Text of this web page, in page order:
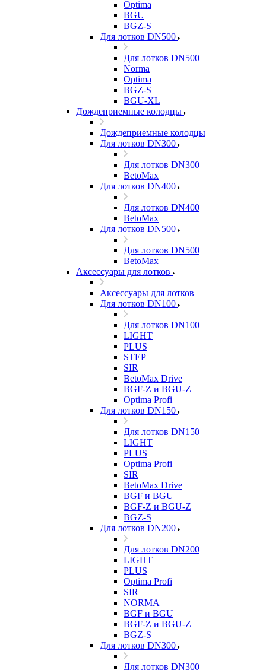
Optima
BGU
BGZ-S
Для лотков DN500
Для лотков DN500
Norma
Optima
BGZ-S
BGU-XL
Дождеприемные колодцы
Дождеприемные колодцы
Для лотков DN300
Для лотков DN300
BetoMax
Для лотков DN400
Для лотков DN400
BetoMax
Для лотков DN500
Для лотков DN500
BetoMax
Аксессуары для лотков
Аксессуары для лотков
Для лотков DN100
Для лотков DN100
LIGHT
PLUS
STEP
SIR
BetoMax Drive
BGF-Z и BGU-Z
Optima Profi
Для лотков DN150
Для лотков DN150
LIGHT
PLUS
Optima Profi
SIR
BetoMax Drive
BGF и BGU
BGF-Z и BGU-Z
BGZ-S
Для лотков DN200
Для лотков DN200
LIGHT
PLUS
Optima Profi
SIR
NORMA
BGF и BGU
BGF-Z и BGU-Z
BGZ-S
Для лотков DN300
Для лотков DN300